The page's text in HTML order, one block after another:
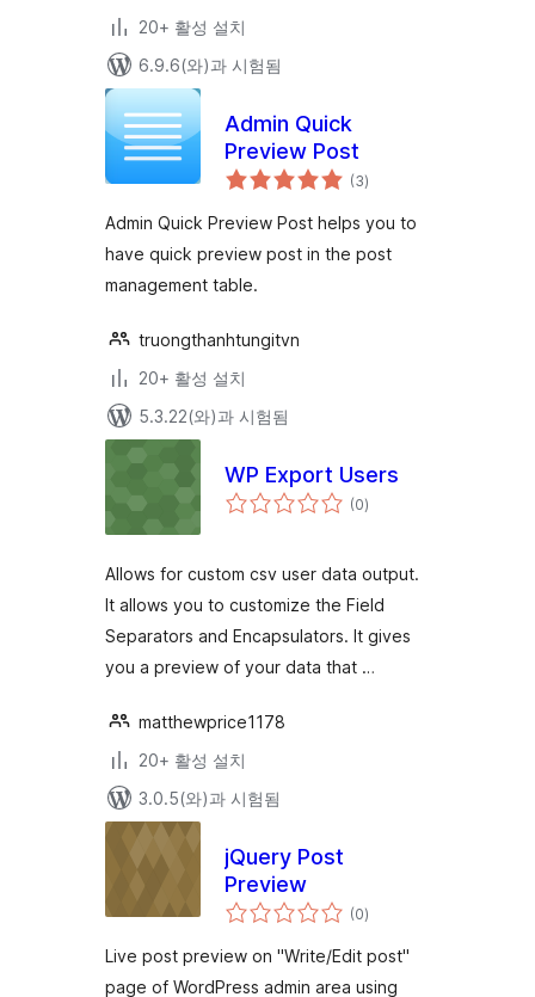
20+ 활성 설치
6.9.6(와)과 시험됨
Admin Quick
Preview Post
(3전
체
점
)
Admin Quick Preview Post helps you to
have quick preview post in the post
management table.
truongthanhtungitvn
20+ 활성 설치
5.3.22(와)과 시험됨
WP Export Users
(0전
체)
Allows for custom csv user data output.
It allows you to customize the Field
Separators and Encapsulators. It gives
you a preview of your data that …
matthewprice1178
20+ 활성 설치
3.0.5(와)과 시험됨
jQuery Post
Preview
(0전
체
점
)
Live post preview on "Write/Edit post"
page of WordPress admin area using